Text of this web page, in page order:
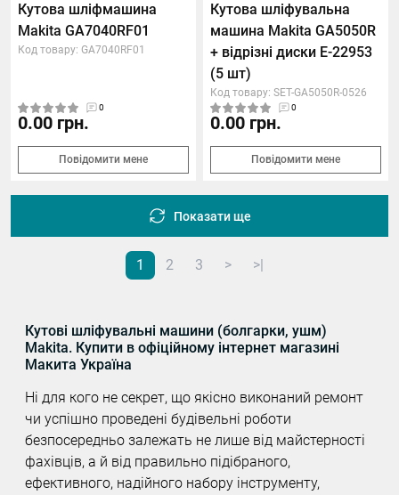
Кутова шліфмашина
Makita GA7040RF01
Код товару: GA7040RF01
0
0.00 грн.
Повідомити мене
Кутова шліфувальна
машина Makita GA5050R
+ відрізні диски E-22953
(5 шт)
Код товару: SET-GA5050R-0526
0
0.00 грн.
Повідомити мене
Показати ще
1 2 3 > >|
Кутові шліфувальні машини (болгарки, ушм)
Makita. Купити в офіційному інтернет магазині
Макита Україна
Ні для кого не секрет, що якісно виконаний ремонт
чи успішно проведені будівельні роботи
безпосередньо залежать не лише від майстерності
фахівців, а й від правильно підібраного,
ефективного, надійного набору інструменту,